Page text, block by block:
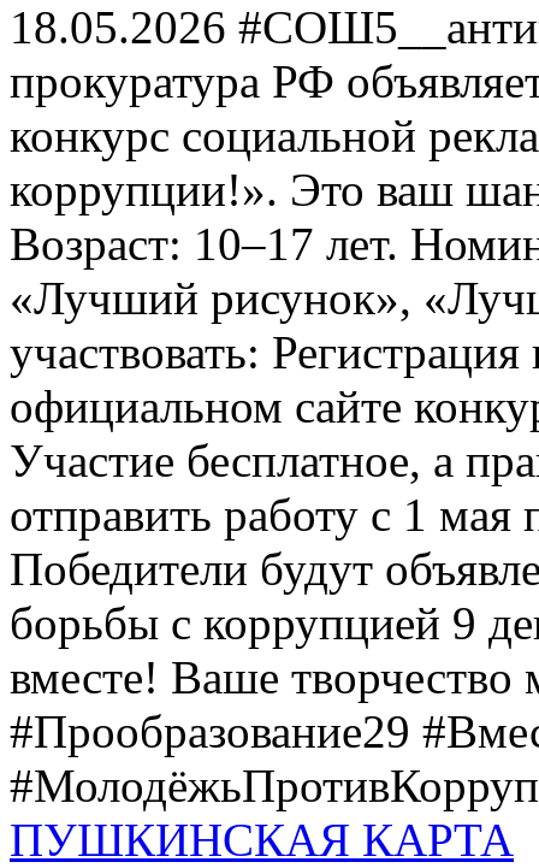
18.05.2026
прокуратура РФ
конкурс социальной
коррупции!». Это ваш
Возраст: 10–17 лет.
«Лучший рисунок»,
участвовать:
официальном сайте
Участие бесплатное, а
отправить работу с 1 мая
Победители будут
борьбы с коррупцией 9
вместе! Ваше творчество
#Прообразование29
ПУШКИНСКАЯ КАРТА